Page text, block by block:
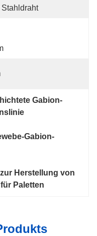
Gabion-
Gabion-
Herstellung von
Paletten